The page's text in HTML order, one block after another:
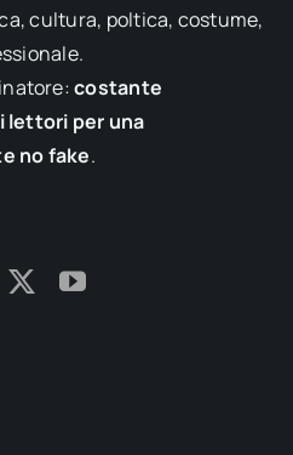
cultura, poltica, costume,
costante
lettori per una
no fake.